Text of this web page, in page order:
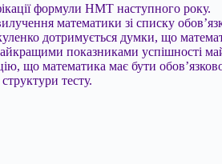
формули НМТ наступного року.
математики зі списку
дотримується думки, що
показниками успішності
що математика має бути
тесту.